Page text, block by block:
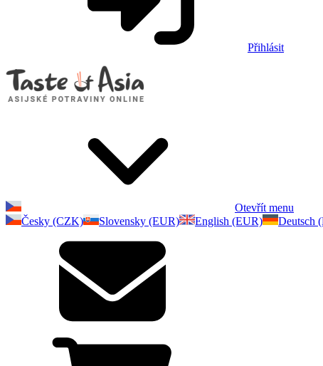
Přihlásit
Otevřít menu
Česky (CZK)
Slovensky (EUR) English (EUR) Deutsch